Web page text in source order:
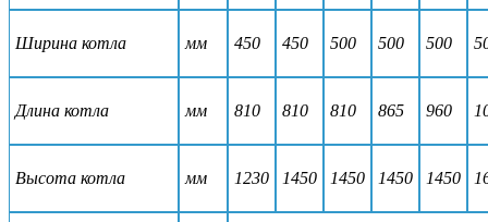
Ширина котла мм 450 450 500 500 500
Длина котла мм 810 810 810 865 960
Высота котла мм 1230 1450 1450 1450 1450